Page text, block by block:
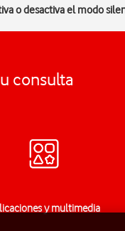
o desactiva el modo
consulta
y multimedia